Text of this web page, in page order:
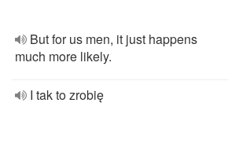
But for us men, it just happens
much more likely.
I tak to zrobię